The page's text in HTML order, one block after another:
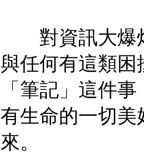
對資訊大爆炸
與任何有這類
「筆記」這件
有生命的一切
來。